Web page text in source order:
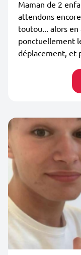
Maman de 2
attendons
toutou... alors
ponctuellement
déplacement, et